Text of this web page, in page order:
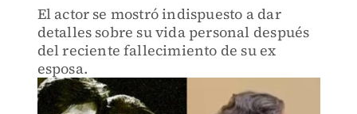
El actor se mostró indispuesto a dar
detalles sobre su vida personal después
del reciente fallecimiento de su ex
esposa.